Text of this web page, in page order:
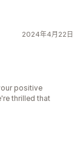
2024年4月22日
positive
thrilled that